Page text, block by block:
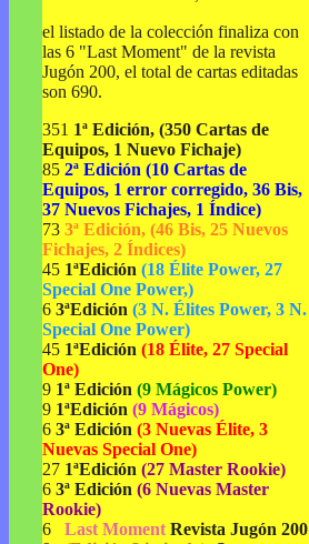
el listado de la colección finaliza con
las 6 "Last Moment" de la revista
Jugón 200, el total de cartas editadas
son 690.
351 1ª Edición, (350 Cartas de
Equipos, 1 Nuevo Fichaje)
85 2ª Edición (10 Cartas de
Equipos, 1 error corregido, 36 Bis,
37 Nuevos Fichajes, 1 Índice)
73 3ª Edición, (46 Bis, 25 Nuevos
Fichajes, 2 Índices)
45 1ªEdición (18 Élite Power, 27
Special One Power,)
6 3ªEdición (3 N. Élites Power, 3 N.
Special One Power)
45 1ªEdición (18 Élite, 27 Special
One)
9 1ª Edición (9 Mágicos Power)
9 1ªEdición (9 Mágicos)
6 3ª Edición (3 Nuevas Élite, 3
Nuevas Special One)
27 1ªEdición (27 Master Rookie)
6 3ª Edición (6 Nuevas Master
Rookie)
6 Last Moment Revista Jugón 200